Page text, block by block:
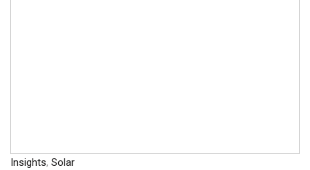
Insights, Solar